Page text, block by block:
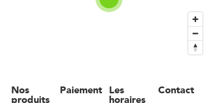
Nos
produits
Paiement Les
horaires
Contact